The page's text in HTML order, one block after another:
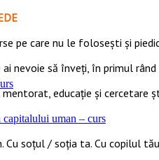
uman – curs
pe care nu le folosești și
nevoie să înveți, în primul
educație și
Cu soțul / soția ta. Cu copilul